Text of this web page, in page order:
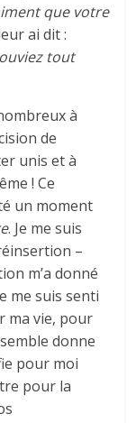
que votre
ai dit :
tout
à
de
unis et à
! Ce
un moment
. Je me suis
–
m’a donné
me suis senti
ma vie, pour
donne
pour moi
pour la